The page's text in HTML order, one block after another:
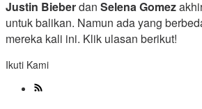
Justin Bieberdan Selena Gomez
untuk balikan. Namun ada yang
mereka kali ini. Klik ulasan berikut!
Ikuti Kami